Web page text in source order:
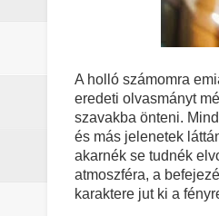
A holló számomra
eredeti olvasmányt
szavakba önteni.
és más jelenetek
akarnék se tudnék
atmoszféra, a
karaktere jut ki a